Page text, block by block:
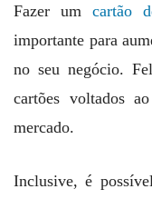
Fazer umcartão
importante para
no seu negócio.
cartões voltados
mercado.
Inclusive, é